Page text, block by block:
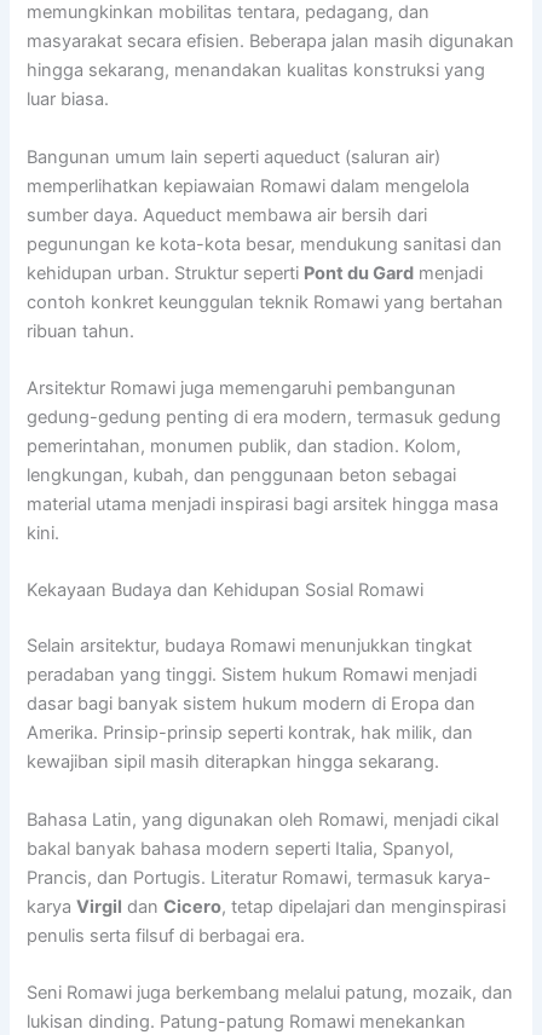
memungkinkan mobilitas tentara, pedagang, dan
masyarakat secara efisien. Beberapa jalan masih digunakan
hingga sekarang, menandakan kualitas konstruksi yang
luar biasa.
Bangunan umum lain seperti aqueduct (saluran air)
memperlihatkan kepiawaian Romawi dalam mengelola
sumber daya. Aqueduct membawa air bersih dari
pegunungan ke kota-kota besar, mendukung sanitasi dan
kehidupan urban. Struktur seperti Pont du Gard menjadi
contoh konkret keunggulan teknik Romawi yang bertahan
ribuan tahun.
Arsitektur Romawi juga memengaruhi pembangunan
gedung-gedung penting di era modern, termasuk gedung
pemerintahan, monumen publik, dan stadion. Kolom,
lengkungan, kubah, dan penggunaan beton sebagai
material utama menjadi inspirasi bagi arsitek hingga masa
kini.
Kekayaan Budaya dan Kehidupan Sosial Romawi
Selain arsitektur, budaya Romawi menunjukkan tingkat
peradaban yang tinggi. Sistem hukum Romawi menjadi
dasar bagi banyak sistem hukum modern di Eropa dan
Amerika. Prinsip-prinsip seperti kontrak, hak milik, dan
kewajiban sipil masih diterapkan hingga sekarang.
Bahasa Latin, yang digunakan oleh Romawi, menjadi cikal
bakal banyak bahasa modern seperti Italia, Spanyol,
Prancis, dan Portugis. Literatur Romawi, termasuk karya-
karyaVirgil danCicero, tetap dipelajari dan menginspirasi
penulis serta filsuf di berbagai era.
Seni Romawi juga berkembang melalui patung, mozaik, dan
lukisan dinding. Patung-patung Romawi menekankan